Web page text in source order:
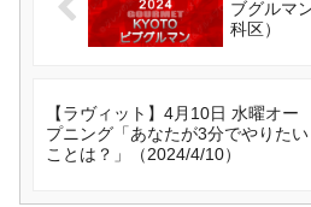
ブグルマ
科区）
【ラヴィット】4月10日 水曜オー
プニング「あなたが3分でやりたい
ことは？」（2024/4/10）